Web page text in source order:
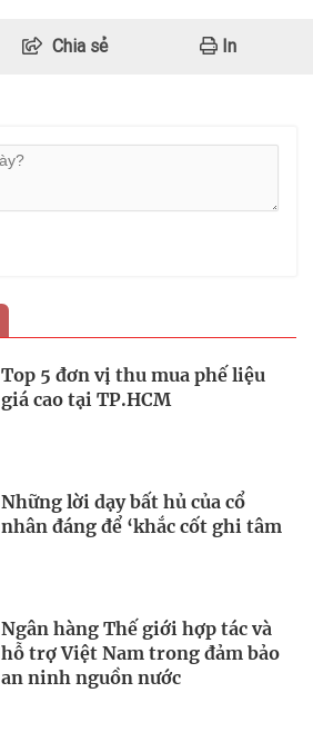
Chia sẻ In
Top 5 đơn vị thu mua phế liệu
giá cao tại TP.HCM
Những lời dạy bất hủ của cổ
nhân đáng để ‘khắc cốt ghi tâm
Ngân hàng Thế giới hợp tác và
hỗ trợ Việt Nam trong đảm bảo
an ninh nguồn nước